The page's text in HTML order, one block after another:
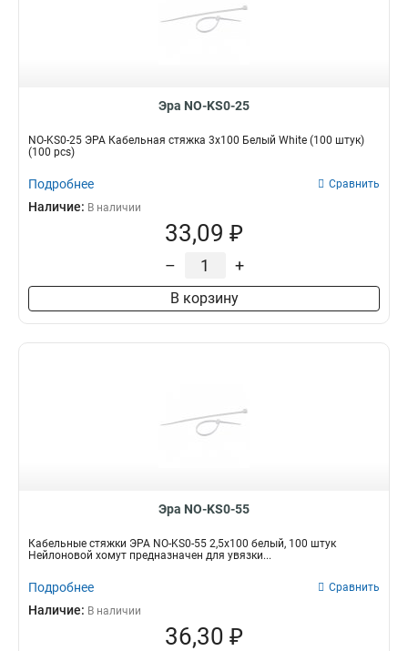
Эра NO-KS0-25
NO-KS0-25 ЭРА Кабельная стяжка 3х100 Белый White (100 штук)
(100 pcs)
Подробнее Сравнить
Наличие: В наличии
33,09 ₽
– +
В корзину
Эра NO-KS0-55
Кабельные стяжки ЭРА NO-KS0-55 2,5х100 белый, 100 штук
Нейлоновой хомут предназначен для увязки...
Подробнее Сравнить
Наличие: В наличии
36,30 ₽